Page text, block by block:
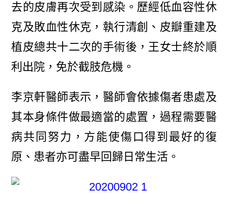
去的皮膚再次受到感染。歷經低血容性休
克及敗血性休克，執行清創、皮瓣重建及
植皮總共十二次的手術後，王女士終於順
利出院，免於截肢危機。
李京軒醫師表示，醫師會依據傷者患處及
其本身條件做最適當的處置，過程需要醫
病共同努力，方能使傷口得到最好的復
原、患者亦可盡早回歸日常生活。